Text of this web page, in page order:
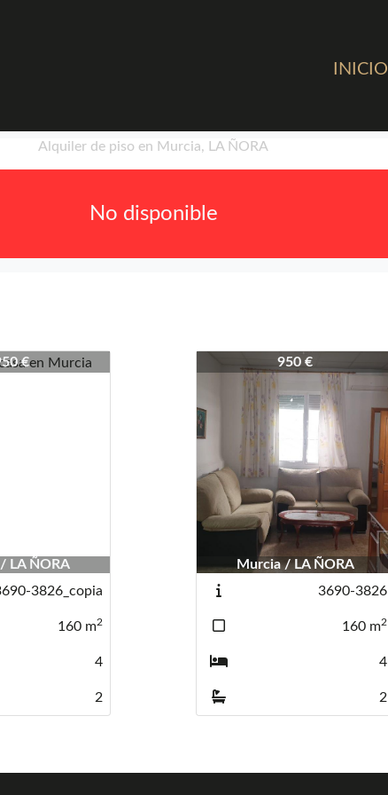
INICIO
Alquiler de piso en Murcia, LA ÑORA
No disponible
€
LA ÑORA
3826_copia
160 m2
4
2
4308-4337950 €
Murcia / LA ÑORA
3690-3826
160 m2
4
2